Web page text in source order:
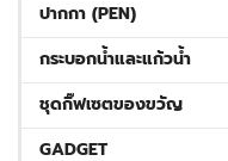
ปากกา (PEN)
กระบอกน้ำและแก้วน้ำ
ชุดกิ๊ฟเซตของขวัญ
GADGET